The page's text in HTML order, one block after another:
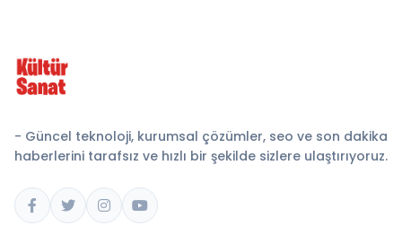
- Güncel teknoloji, kurumsal çözümler, seo ve son dakika
haberlerini tarafsız ve hızlı bir şekilde sizlere ulaştırıyoruz.